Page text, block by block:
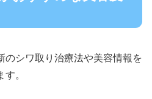
のシワ取り治療法や美容情報を
。